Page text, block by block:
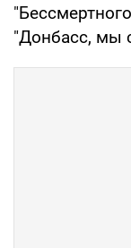
"Донбасс, мы